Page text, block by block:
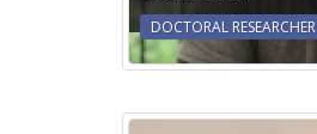
DOCTORAL RESEARCHER